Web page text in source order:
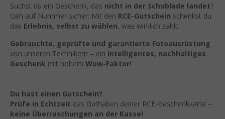
Suchst du ein Geschenk, das nicht in der Schublade landet?
Geh auf Nummer sicher: Mit den RCE-Gutschein schenkst du
das Erlebnis, selbst zu wählen, was wirklich zählt.
Gebrauchte, geprüfte und garantierte Fotoausrüstung
von unseren Technikern – ein intelligentes, nachhaltiges
Geschenk mit hohem Wow-Faktor!
Du hast einen Gutschein?
Prüfe in Echtzeit das Guthaben deiner RCE-Geschenkkarte –
keine Überraschungen an der Kasse!